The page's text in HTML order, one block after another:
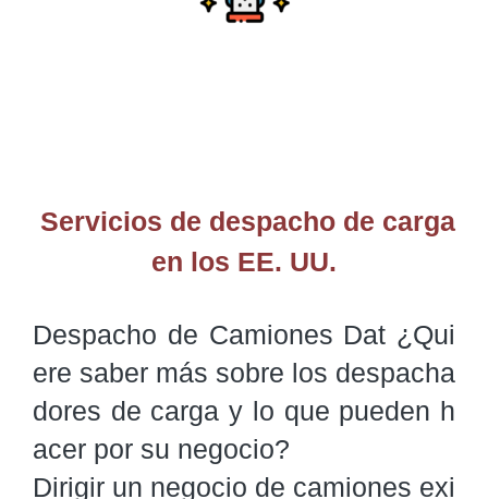
Servicios de despacho de carga
en los EE. UU.
Despacho de Camiones Dat ¿Qui
ere saber más sobre los despacha
dores de carga y lo que pueden h
acer por su negocio?
Dirigir un negocio de camiones exi